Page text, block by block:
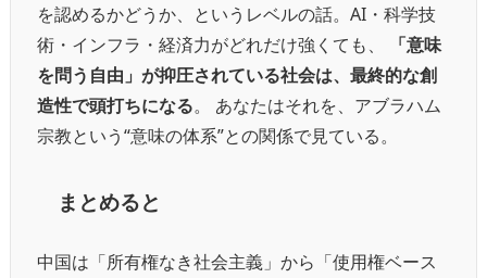
を認めるかどうか、というレベルの話。 AI・科学技
術・インフラ・経済力がどれだけ強くても、
「意味
を問う自由」が抑圧されている社会は、最終的な創
造性で頭打ちになる。 あなたはそれを、アブラハム
宗教という“意味の体系”との関係で見ている。
まとめると
中国は「所有権なき社会主義」から「使用権ベース